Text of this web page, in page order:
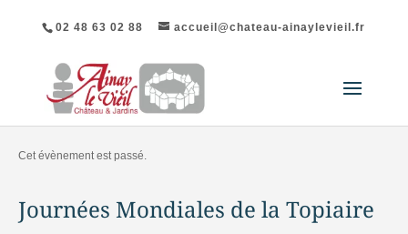
02 48 63 02 88 accueil@chateau-ainaylevieil.fr
« Tous les Évènements
Cet évènement est passé.
Journées Mondiales de la Topiaire